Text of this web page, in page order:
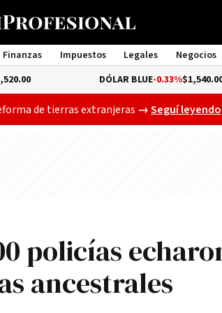
Finanzas Impuestos Legales Negocios
Management
-0.33%$1,540.00
de tierras extranjeras El Senado ya
→Seguí leyendo
policías
ancestrales